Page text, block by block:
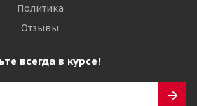
Политика
Отзывы
всегда в курсе!